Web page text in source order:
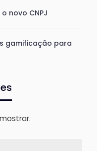
novo CNPJ
gamificação para